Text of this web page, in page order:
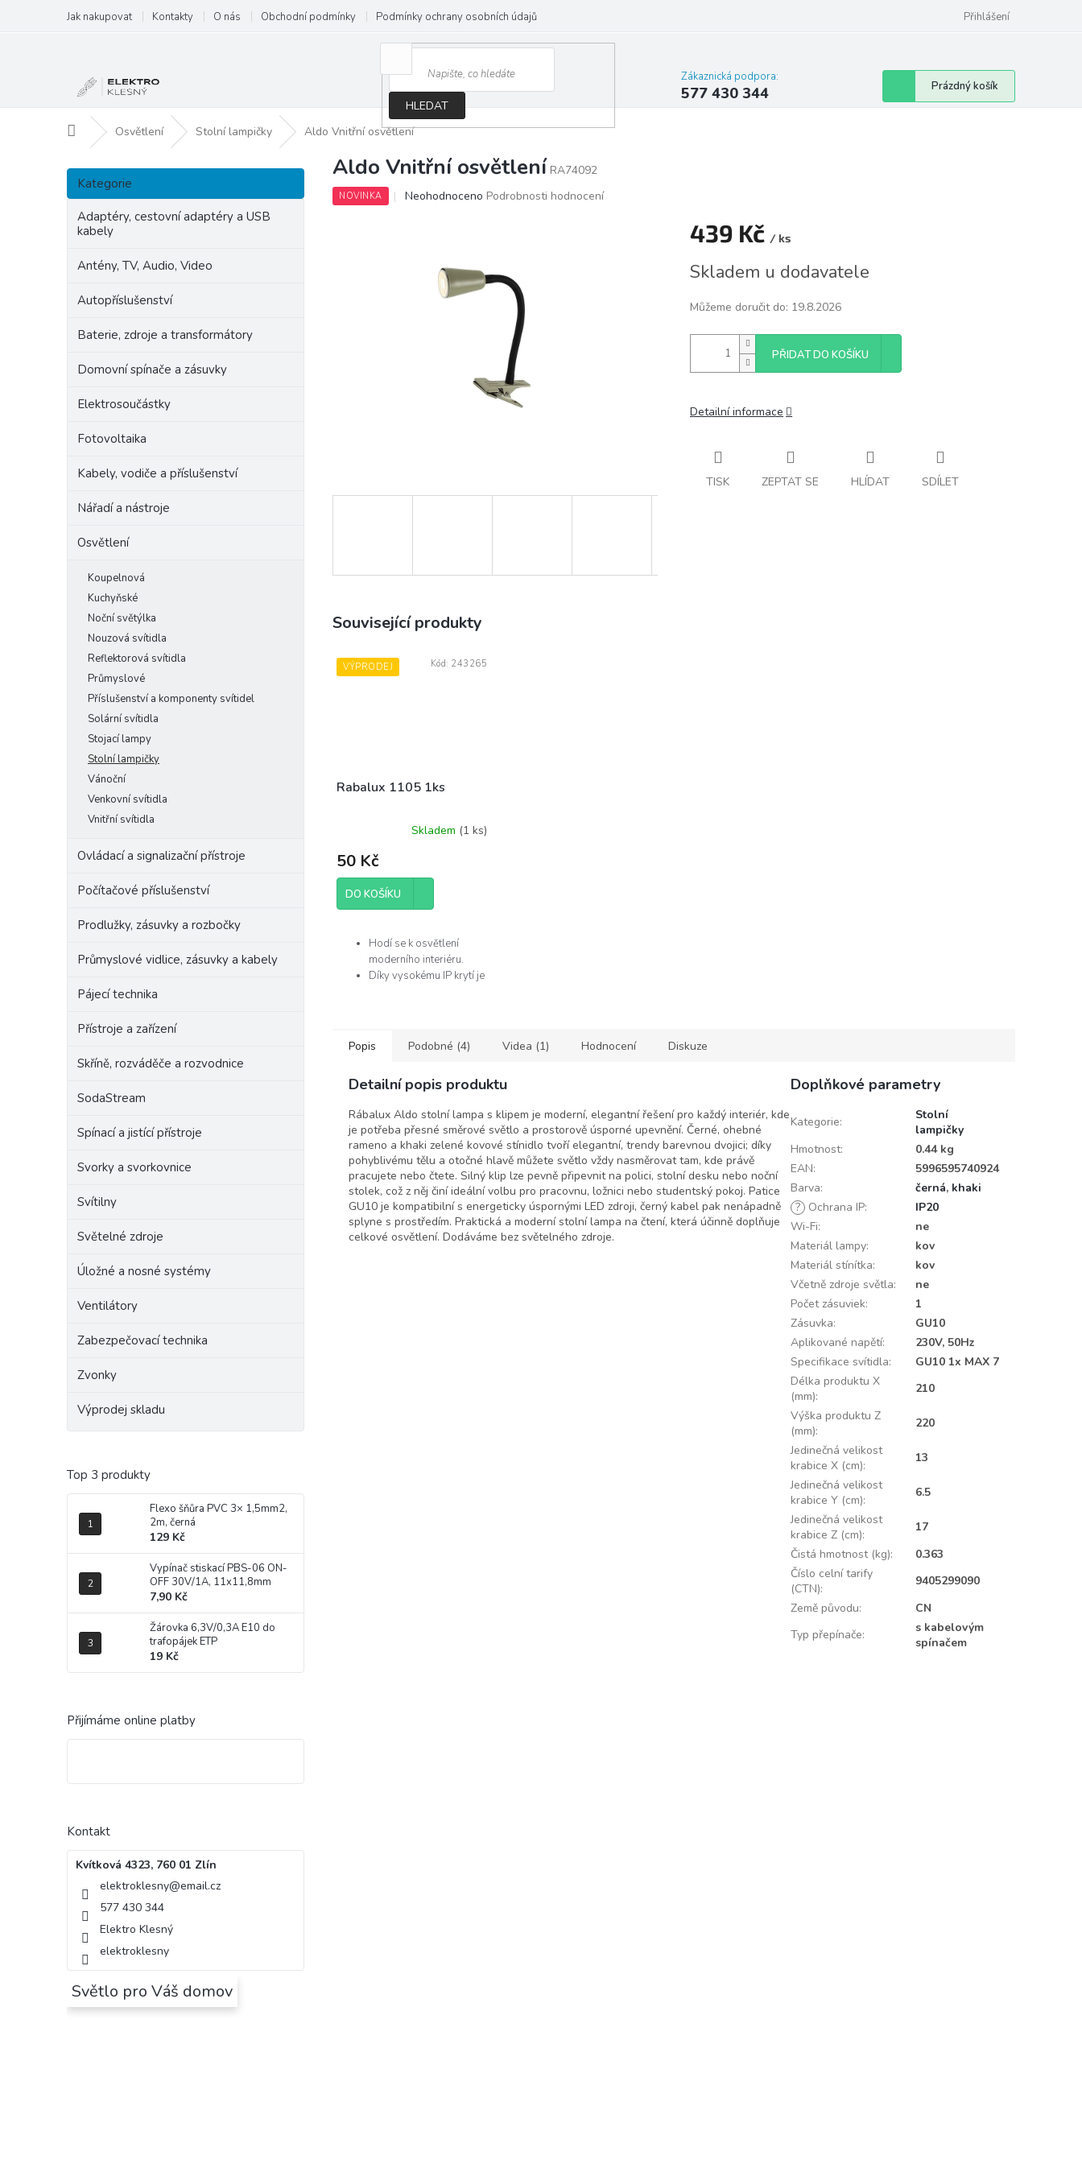
obsah
Jak nakupovat Kontakty O nás Obchodní podmínky Podmínky ochrany osobních údajů Přihlášení
HLEDAT
Zákaznická podpora:
577 430 344
Nákupní
košík
Prázdný košík
Domů Osvětlení Stolní lampičky Aldo Vnitřní osvětlení
P
s
Přeskočit
kategorie
Kategorie
Adaptéry, cestovní adaptéry a USB
kabely
Antény, TV, Audio, Video
Autopříslušenství
Baterie, zdroje a transformátory
Domovní spínače a zásuvky
Elektrosoučástky
Fotovoltaika
Kabely, vodiče a příslušenství
Nářadí a nástroje
Osvětlení
Koupelnová
Kuchyňské
Noční světýlka
Nouzová svítidla
Reflektorová svítidla
Průmyslové
Příslušenství a komponenty svítidel
Solární svítidla
Stojací lampy
Stolní lampičky
Vánoční
Venkovní svítidla
Vnitřní svítidla
Ovládací a signalizační přístroje
Počítačové příslušenství
Prodlužky, zásuvky a rozbočky
Průmyslové vidlice, zásuvky a kabely
Pájecí technika
Přístroje a zařízení
Skříně, rozváděče a rozvodnice
SodaStream
Spínací a jistící přístroje
Svorky a svorkovnice
Svítilny
Světelné zdroje
Úložné a nosné systémy
Ventilátory
Zabezpečovací technika
Zvonky
Výprodej skladu
Top 3 produkty
Flexo šňůra PVC 3× 1,5mm2,
2m, černá
129 Kč
Vypínač stiskací PBS-06 ON-
OFF 30V/1A, 11x11,8mm
7,90 Kč
Žárovka 6,3V/0,3A E10 do
trafopájek ETP
19 Kč
Přijímáme online platby
Kontakt
Kvítková 4323, 760 01 Zlín
elektroklesny@email.cz
577 430 344
Elektro Klesný
elektroklesny
Světlo pro Váš domov
Aldo Vnitřní osvětlení RA74092
NOVINKA
Průměrné
hvězdiček.
Neohodnoceno Podrobnosti hodnocení
439 Kč / ks
cena:
Skladem u dodavatele
Můžeme doručit do: 19.8.2026
PŘIDAT DO KOŠÍKU
Detailní informace
TISK ZEPTAT SE HLÍDAT SDÍLET
Související produkty
VÝPRODEJ
Rabalux 1105 1ks
Skladem (1 ks)
50 Kč
DO KOŠÍKU
Hodí se k osvětlení
moderního interiéru.
Díky vysokému IP krytí je
balení.
Kód: 243265
Popis Podobné (4) Videa (1) Hodnocení Diskuze
Detailní popis produktu
Rábalux Aldo stolní lampa s klipem je moderní, elegantní řešení pro každý interiér, kde
je potřeba přesné směrové světlo a prostorově úsporné upevnění. Černé, ohebné
rameno a khaki zelené kovové stínidlo tvoří elegantní, trendy barevnou dvojici; díky
pohyblivému tělu a otočné hlavě můžete světlo vždy nasměrovat tam, kde právě
pracujete nebo čtete. Silný klip lze pevně připevnit na polici, stolní desku nebo noční
stolek, což z něj činí ideální volbu pro pracovnu, ložnici nebo studentský pokoj. Patice
GU10 je kompatibilní s energeticky úspornými LED zdroji, černý kabel pak nenápadně
splyne s prostředím. Praktická a moderní stolní lampa na čtení, která účinně doplňuje
celkové osvětlení. Dodáváme bez světelného zdroje.
Doplňkové parametry
Kategorie:
Stolní
lampičky
Hmotnost:
0.44 kg
EAN:
5996595740924
Barva: černá, khaki
? Ochrana IP:
IP20
Wi-Fi:
ne
Materiál lampy:
kov
Materiál stínítka:
kov
Včetně zdroje světla:
ne
Počet zásuviek:
1
Zásuvka:
GU10
Aplikované napětí:
230V, 50Hz
Specifikace svítidla:
GU10 1x MAX 7
Délka produktu X
(mm):
210
Výška produktu Z
(mm):
220
Jedinečná velikost
krabice X (cm):
13
Jedinečná velikost
krabice Y (cm):
6.5
Jedinečná velikost
krabice Z (cm):
17
Čistá hmotnost (kg):
0.363
Číslo celní tarify
(CTN):
9405299090
Země původu:
CN
Typ přepínače:
s kabelovým
spínačem